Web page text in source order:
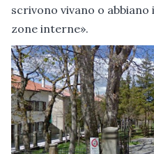
scrivono vivano o
zone interne».